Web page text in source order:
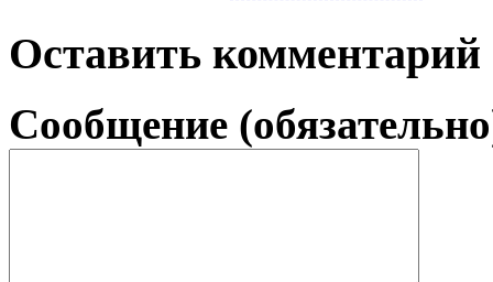
Оставить комментарий
Сообщение